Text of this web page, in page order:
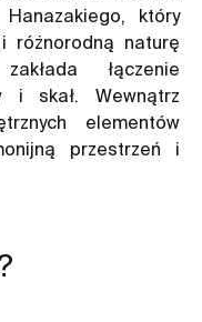
który
i różnorodną naturę
łączenie
i skał. Wewnątrz
elementów
przestrzeń i